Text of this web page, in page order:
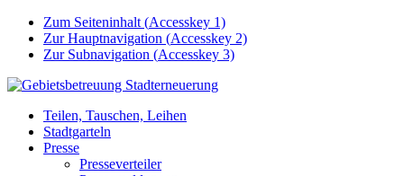
Zum Seiteninhalt (Accesskey 1)
Zur Hauptnavigation (Accesskey 2)
Zur Subnavigation (Accesskey 3)
Teilen, Tauschen, Leihen
Stadtgarteln
Presse
Presseverteiler